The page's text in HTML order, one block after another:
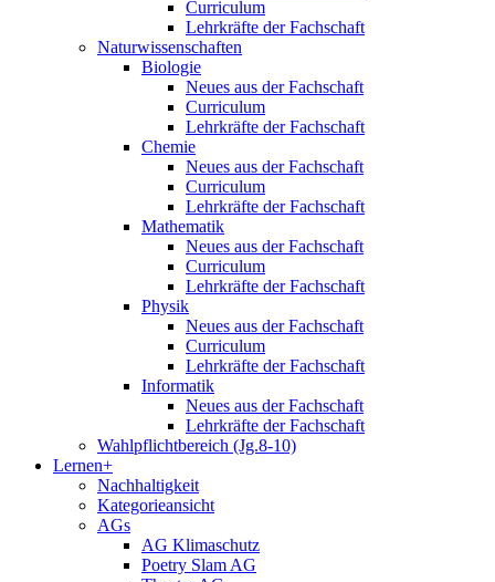
Curriculum
Lehrkräfte der Fachschaft
Naturwissenschaften
Biologie
Neues aus der Fachschaft
Curriculum
Lehrkräfte der Fachschaft
Chemie
Neues aus der Fachschaft
Curriculum
Lehrkräfte der Fachschaft
Mathematik
Neues aus der Fachschaft
Curriculum
Lehrkräfte der Fachschaft
Physik
Neues aus der Fachschaft
Curriculum
Lehrkräfte der Fachschaft
Informatik
Neues aus der Fachschaft
Lehrkräfte der Fachschaft
Wahlpflichtbereich (Jg.8-10)
Lernen+
Nachhaltigkeit
Kategorieansicht
AGs
AG Klimaschutz
Poetry Slam AG